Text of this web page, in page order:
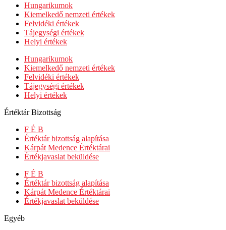
Hungarikumok
Kiemelkedő nemzeti értékek
Felvidéki értékek
Tájegységi értékek
Helyi értékek
Hungarikumok
Kiemelkedő nemzeti értékek
Felvidéki értékek
Tájegységi értékek
Helyi értékek
Értéktár Bizottság
F É B
Értéktár bizottság alapítása
Kárpát Medence Értéktárai
Értékjavaslat beküldése
F É B
Értéktár bizottság alapítása
Kárpát Medence Értéktárai
Értékjavaslat beküldése
Egyéb